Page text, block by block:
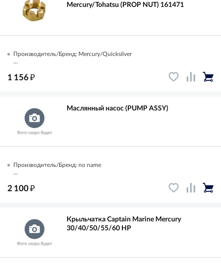
Mercury/Tohatsu (PROP NUT) 161471
Производитель/Бренд: Mercury/Quicksilver
...
1 156₽
Маслянный насос (PUMP ASSY)
Производитель/Бренд: no name
...
2 100₽
Крыльчатка Captain Marine Mercury
30/40/50/55/60 HP